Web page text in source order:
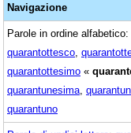
Navigazione
Parole in ordine alfabetico:
quarantottesco
quarantottesimo «
quarantunesima
quarantuno